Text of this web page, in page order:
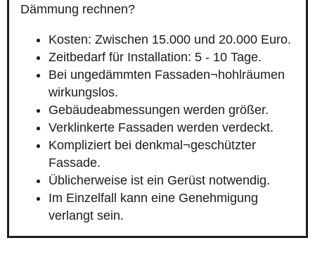
Dämmung rechnen?
Kosten: Zwischen 15.000 und 20.000 Euro.
Zeitbedarf für Installation: 5 - 10 Tage.
Bei ungedämmten Fassaden¬hohlräumen
wirkungslos.
Gebäudeabmessungen werden größer.
Verklinkerte Fassaden werden verdeckt.
Kompliziert bei denkmal¬geschützter
Fassade.
Üblicherweise ist ein Gerüst notwendig.
Im Einzelfall kann eine Genehmigung
verlangt sein.